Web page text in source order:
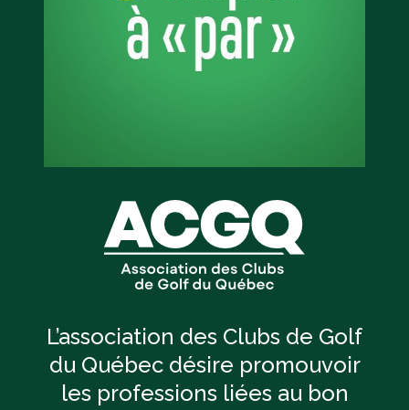
L’association des Clubs de Golf
du Québec désire promouvoir
les professions liées au bon